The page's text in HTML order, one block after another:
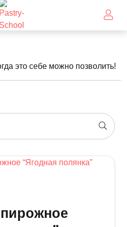
это себе можно позволить!